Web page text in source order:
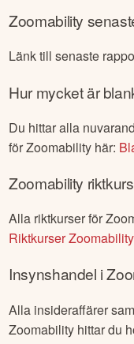
Zoomability
Länk till senaste
Hur mycket är
Du hittar alla
förZoomability här:
Zoomability riktkurs
Alla riktkurser för
RiktkurserZoomability
Insynshandel i
Alla insideraffärer
Zoomability hittar du